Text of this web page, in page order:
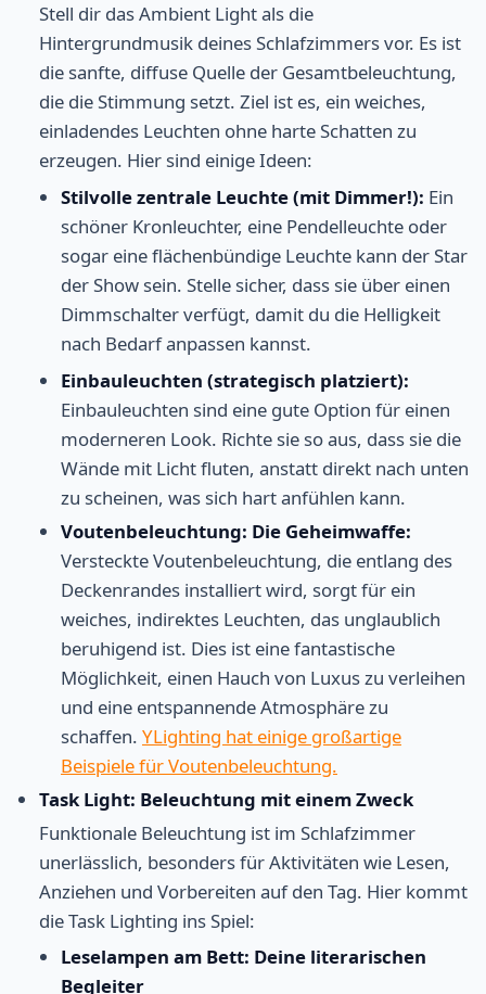
Stell dir das Ambient Light als die
Hintergrundmusik deines Schlafzimmers vor. Es ist
die sanfte, diffuse Quelle der Gesamtbeleuchtung,
die die Stimmung setzt. Ziel ist es, ein weiches,
einladendes Leuchten ohne harte Schatten zu
erzeugen. Hier sind einige Ideen:
Stilvolle zentrale Leuchte (mit Dimmer!): Ein
schöner Kronleuchter, eine Pendelleuchte oder
sogar eine flächenbündige Leuchte kann der Star
der Show sein. Stelle sicher, dass sie über einen
Dimmschalter verfügt, damit du die Helligkeit
nach Bedarf anpassen kannst.
Einbauleuchten (strategisch platziert):
Einbauleuchten sind eine gute Option für einen
moderneren Look. Richte sie so aus, dass sie die
Wände mit Licht fluten, anstatt direkt nach unten
zu scheinen, was sich hart anfühlen kann.
Voutenbeleuchtung: Die Geheimwaffe:
Versteckte Voutenbeleuchtung, die entlang des
Deckenrandes installiert wird, sorgt für ein
weiches, indirektes Leuchten, das unglaublich
beruhigend ist. Dies ist eine fantastische
Möglichkeit, einen Hauch von Luxus zu verleihen
und eine entspannende Atmosphäre zu
schaffen. YLighting hat einige großartige
Beispiele für Voutenbeleuchtung.
Task Light: Beleuchtung mit einem Zweck
Funktionale Beleuchtung ist im Schlafzimmer
unerlässlich, besonders für Aktivitäten wie Lesen,
Anziehen und Vorbereiten auf den Tag. Hier kommt
die Task Lighting ins Spiel:
Leselampen am Bett: Deine literarischen
Begleiter